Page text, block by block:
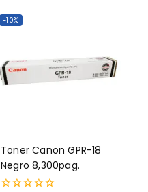
-10%
Toner Canon GPR-18
Negro 8,300pag.